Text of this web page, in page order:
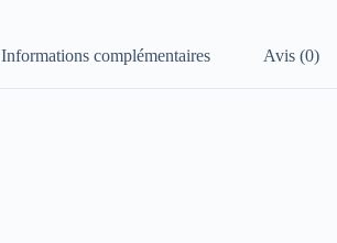
Informations complémentaires Avis (0)